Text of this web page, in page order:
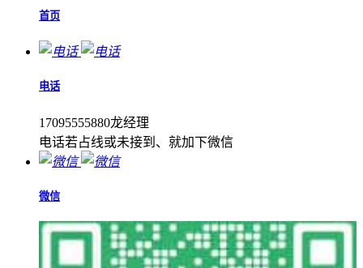
首页
电话
17095555880龙经理
电话若占线或未接到、就加下微信
微信